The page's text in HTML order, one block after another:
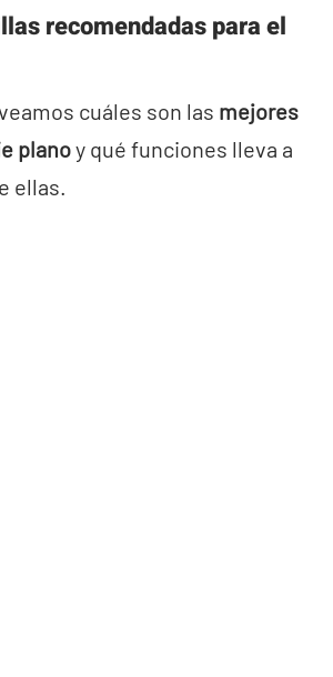
recomendadas para el
cuáles son las mejores
planoy qué funciones lleva a
ellas.